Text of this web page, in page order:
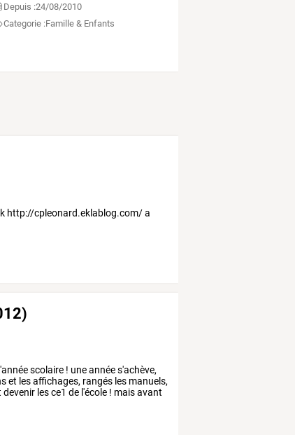
Depuis :24/08/2010
Categorie :Famille & Enfants
http://cpleonard.eklablog.com/ a
l'annéescolaire ! uneannées'achève,
et lesaffichages, rangés les manuels,
devenir lesce1 de l'école ! maisavant